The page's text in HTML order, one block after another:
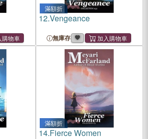
滿額折
12.Vengeance
無庫存
滿額折
14.Fierce Women